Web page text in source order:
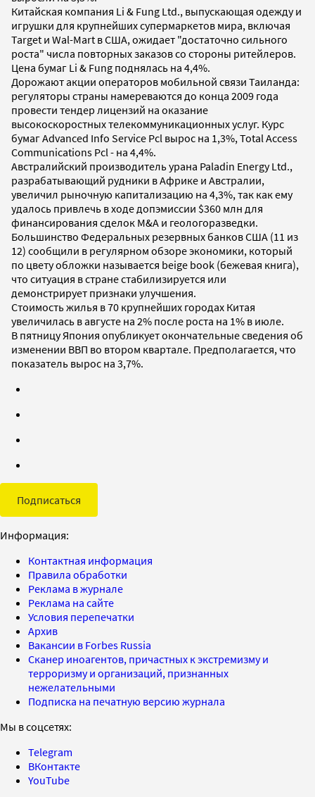
Китайская компания Li & Fung Ltd., выпускающая одежду и
игрушки для крупнейших супермаркетов мира, включая
Target и Wal-Mart в США, ожидает "достаточно сильного
роста" числа повторных заказов со стороны ритейлеров.
Цена бумаг Li & Fung поднялась на 4,4%.
Дорожают акции операторов мобильной связи Таиланда:
регуляторы страны намереваются до конца 2009 года
провести тендер лицензий на оказание
высокоскоростных телекоммуникационных услуг. Курс
бумаг Advanced Info Service Pcl вырос на 1,3%, Total Access
Communications Pcl - на 4,4%.
Австралийский производитель урана Paladin Energy Ltd.,
разрабатывающий рудники в Африке и Австралии,
увеличил рыночную капитализацию на 4,3%, так как ему
удалось привлечь в ходе допэмиссии $360 млн для
финансирования сделок M&A и геологоразведки.
Большинство Федеральных резервных банков США (11 из
12) сообщили в регулярном обзоре экономики, который
по цвету обложки называется beige book (бежевая книга),
что ситуация в стране стабилизируется или
демонстрирует признаки улучшения.
Стоимость жилья в 70 крупнейших городах Китая
увеличилась в августе на 2% после роста на 1% в июле.
В пятницу Япония опубликует окончательные сведения об
изменении ВВП во втором квартале. Предполагается, что
показатель вырос на 3,7%.
Подписаться
Информация:
Контактная информация
Правила обработки
Реклама в журнале
Реклама на сайте
Условия перепечатки
Архив
Вакансии в Forbes Russia
Сканер иноагентов, причастных к экстремизму и
терроризму и организаций, признанных
нежелательными
Подписка на печатную версию журнала
Мы в соцсетях:
Telegram
ВКонтакте
YouTube